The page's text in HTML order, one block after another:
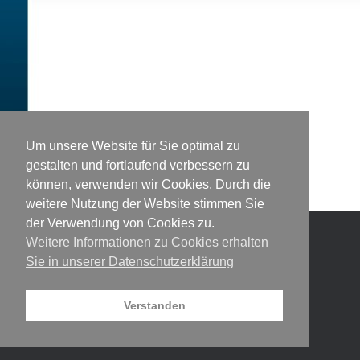
© 2026 DesigNet Theme bySiteOrigin
Um unsere Website für Sie optimal zu
gestalten und fortlaufend verbessern zu
können, verwenden wir Cookies. Durch die
weitere Nutzung der Website stimmen Sie
der Verwendung von Cookies zu.
Weitere Informationen zu Cookies erhalten
Sie in unserer Datenschutzerklärung
Verstanden